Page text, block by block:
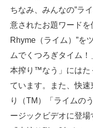
ちなみ、みんなの”ラ
意されたお題ワードを
Rhyme（ライム）”を
ムでくつろぎタイム
本搾り™なう」にはた
ています。また、快
り（TM）「ライムの
ージックビデオに登